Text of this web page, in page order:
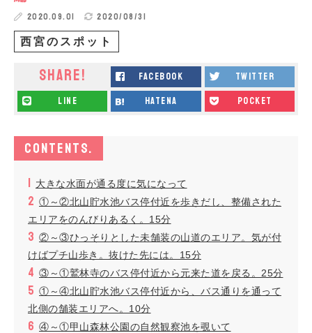
2020.09.01 2020/08/31
西宮のスポット
SHARE! facebook twitter
line hatena pocket
CONTENTS.
大きな水面が通る度に気になって
①～②北山貯水池バス停付近を歩きだし、整備された
エリアをのんびりあるく。15分
②～③ひっそりとした未舗装の山道のエリア。気が付
けばプチ山歩き。抜けた先には。15分
③～①鷲林寺のバス停付近から元来た道を戻る。25分
①～④北山貯水池バス停付近から、バス通りを通って
北側の舗装エリアへ。10分
④～①甲山森林公園の自然観察池を覗いて